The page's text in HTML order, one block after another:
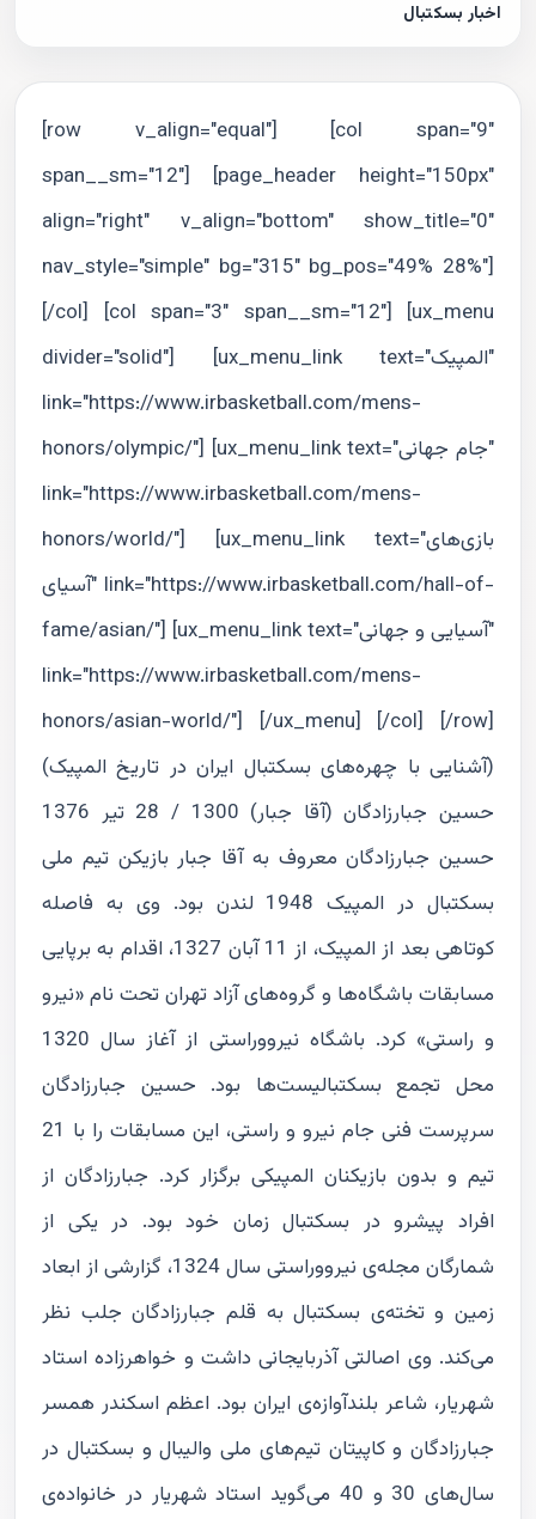
اخبار بسکتبال
[row v_align="equal"] [col span="9"
span__sm="12"] [page_header height="150px"
align="right" v_align="bottom" show_title="0"
nav_style="simple" bg="315" bg_pos="49% 28%"]
[/col] [col span="3" span__sm="12"] [ux_menu
divider="solid"] [ux_menu_link text="المپیک"
link="https://www.irbasketball.com/mens-
honors/olympic/"] [ux_menu_link text="جام جهانی"
link="https://www.irbasketball.com/mens-
honors/world/"] [ux_menu_link text="بازی‌های
آسیای" link="https://www.irbasketball.com/hall-of-
fame/asian/"] [ux_menu_link text="آسیایی و جهانی"
link="https://www.irbasketball.com/mens-
honors/asian-world/"] [/ux_menu] [/col] [/row]
(آشنایی با چهره‌های بسکتبال ایران در تاریخ المپیک)
حسین جبارزادگان (آقا جبار) 1300 / 28 تیر 1376
حسین جبارزادگان معروف به آقا جبار بازیکن تیم ملی
بسکتبال در المپیک 1948 لندن بود. وی به فاصله
کوتاهی بعد از المپیک، از 11 آبان 1327، اقدام به برپایی
مسابقات باشگاه‌ها و گروه‌های آزاد تهران تحت نام «نیرو
و راستی» کرد. باشگاه نیرووراستی از آغاز سال 1320
محل تجمع بسکتبالیست‌ها بود. حسین جبارزادگان
سرپرست فنی جام نیرو و راستی، این مسابقات را با 21
تیم و بدون بازیکنان المپیکی برگزار کرد. جبارزادگان از
افراد پیشرو در بسکتبال زمان خود بود. در یکی از
شمارگان مجله‌ی نیرووراستی سال 1324، گزارشی از ابعاد
زمین و تخته‌ی بسکتبال به قلم جبارزادگان جلب نظر
می‌کند. وی اصالتی آذربایجانی داشت و خواهرزاده استاد
شهریار، شاعر بلندآوازه‌ی ایران بود. اعظم اسکندر همسر
جبارزادگان و کاپیتان تیم‌های ملی والیبال و بسکتبال در
سال‌های 30 و 40 می‌گوید استاد شهریار در خانواده‌ی